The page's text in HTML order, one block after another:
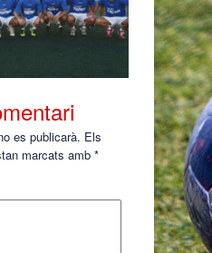
es publicarà. Els
marcats amb *